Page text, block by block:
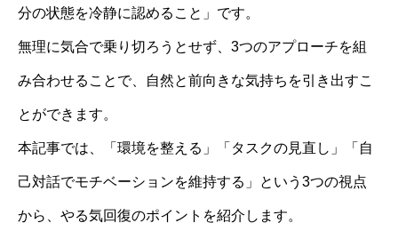
分の状態を冷静に認めること」です。
無理に気合で乗り切ろうとせず、3つのアプローチを組
み合わせることで、自然と前向きな気持ちを引き出すこ
とができます。
本記事では、「環境を整える」「タスクの見直し」「自
己対話でモチベーションを維持する」という3つの視点
から、やる気回復のポイントを紹介します。